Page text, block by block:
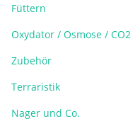
Füttern
Oxydator / Osmose / CO2
Zubehör
Terraristik
Nager und Co.